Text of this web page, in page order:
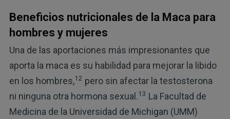
Beneficios nutricionales de la Maca para
hombres y mujeres
Una de las aportaciones más impresionantes que
aporta la maca es su habilidad para mejorar la libido
en los hombres,12 pero sin afectar la testosterona
ni ninguna otra hormona sexual.13 La Facultad de
Medicina de la Universidad de Michigan (UMM)